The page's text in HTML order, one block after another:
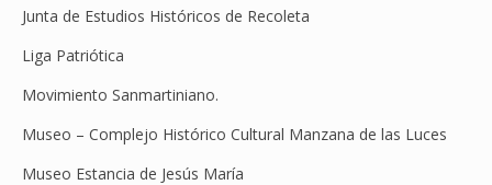
Junta de Estudios Históricos de Recoleta
Liga Patriótica
Movimiento Sanmartiniano.
Museo – Complejo Histórico Cultural Manzana de las Luces
Museo Estancia de Jesús María